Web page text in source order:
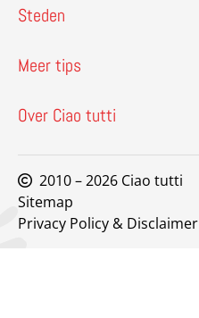
Steden
Meer tips
Over Ciao tutti
2010 – 2026 Ciao tutti
Sitemap
Privacy Policy & Disclaimer